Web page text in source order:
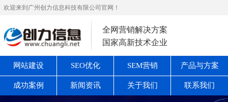
欢迎来到广州创力信息科技有限公司官网！
全网营销解决方案
国家高新技术企业
网站建设 SEO优化 SEM营销 产品与方案
成功案例 新闻资讯 关于我们 联系我们